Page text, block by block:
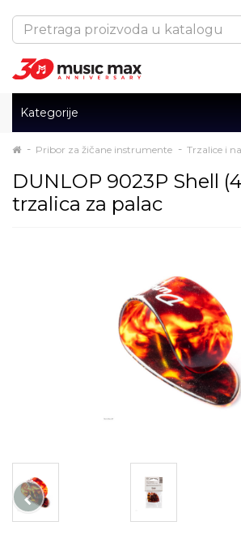
Kategorije
Pribor za žičane instrumente Trzalice i
DUNLOP 9023P Shell
trzalica za palac